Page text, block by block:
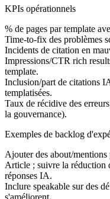
KPIs opérationnels
% de pages par template
Time-to-fix des problèmes
Incidents de citation en
Impressions/CTR rich
template.
Inclusion/part de citations
templatisées.
Taux de récidive des
la gouvernance).
Exemples de backlog
Ajouter des about/
Article ; suivre la réduction
réponses IA.
Inclure speakable sur des
s'améliorent.